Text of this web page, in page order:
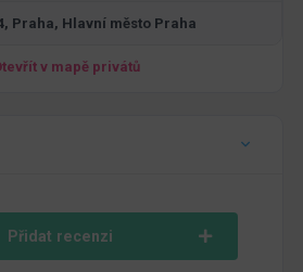
Praha, Hlavní město Praha
v mapě privátů
Přidat recenzi